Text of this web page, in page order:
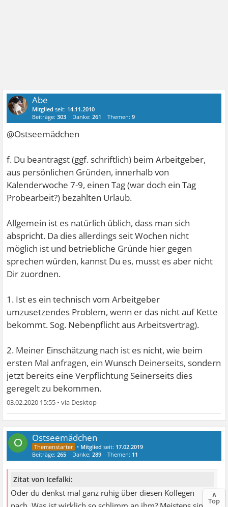
Abe
Mitglied seit: 14.11.2010
Beiträge:303 Danke:261 Themen:9
@Ostseemädchen
f. Du beantragst (ggf. schriftlich) beim Arbeitgeber,
aus persönlichen Gründen, innerhalb von
Kalenderwoche 7-9, einen Tag (war doch ein Tag
Probearbeit?) bezahlten Urlaub.
Allgemein ist es natürlich üblich, dass man sich
abspricht. Da dies allerdings seit Wochen nicht
möglich ist und betriebliche Gründe hier gegen
sprechen würden, kannst Du es, musst es aber nicht
Dir zuordnen.
1. Ist es ein technisch vom Arbeitgeber
umzusetzendes Problem, wenn er das nicht auf Kette
bekommt. Sog. Nebenpflicht aus Arbeitsvertrag).
2. Meiner Einschätzung nach ist es nicht, wie beim
ersten Mal anfragen, ein Wunsch Deinerseits, sondern
jetzt bereits eine Verpflichtung Seinerseits dies
geregelt zu bekommen.
03.02.2020 15:55 •
O Ostseemädchen
• Mitglied seit: 17.02.2019
Beiträge:265 Danke:289 Themen: 11
Zitat von Icefalki:
Oder du denkst mal ganz ruhig über diesen Kollegen
∧
Top